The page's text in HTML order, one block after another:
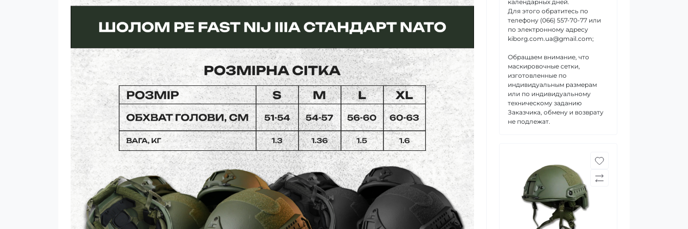
календарных дней.
Для этого обратитесь по
телефону (066) 557-70-77 или
по электронному адресу
kiborg.com.ua@gmail.com;
Обращаем внимание, что
маскировочные сетки,
изготовленные по
индивидуальным размерам
или по индивидуальному
техническому заданию
Заказчика, обмену и возврату
не подлежат.